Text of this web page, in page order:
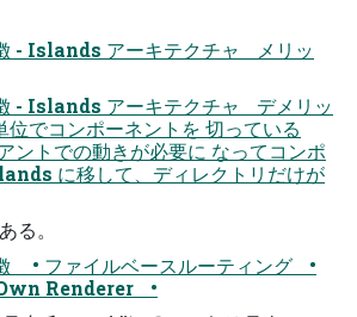
- Islands アーキテクチャ メリッ
- Islands アーキテクチャ デメリッ
でコンポーネントを 切っている
ントでの動きが必要に なってコンポ
に移して、ディレクトリだけが
る。
• ファイルベースルーティング •
Renderer •